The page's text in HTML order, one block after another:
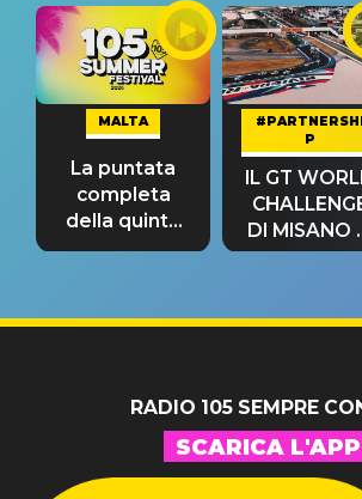
MALTA
La puntata
completa
della quinta
tappa
#PARTNERSHI
P
IL GT
DI MISANO
RADIO 105 SEMPRE
SCARICA L'APP